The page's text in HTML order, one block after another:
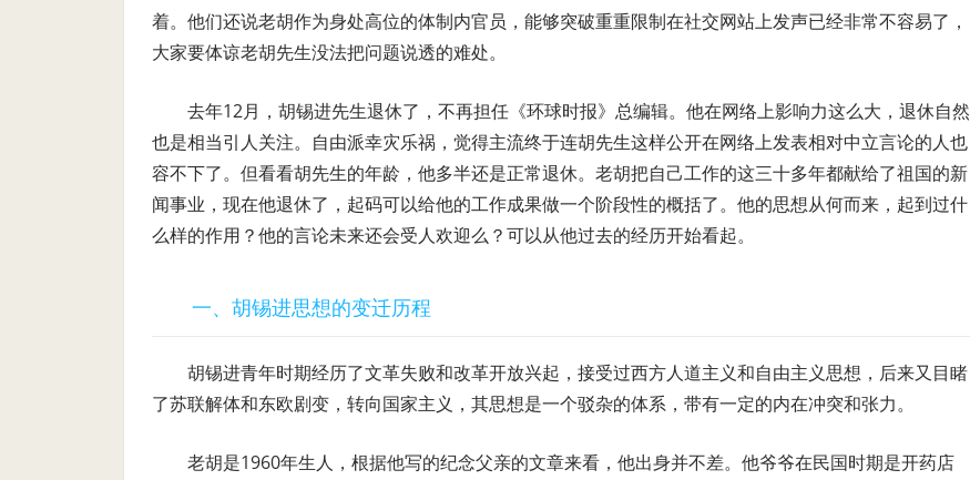
着。他们还说老胡作为身处高位的体制内官员，能够突破重重限制在社交网站上发声已经非常不容易了，
大家要体谅老胡先生没法把问题说透的难处。
去年12月，胡锡进先生退休了，不再担任《环球时报》总编辑。他在网络上影响力这么大，退休自然
也是相当引人关注。自由派幸灾乐祸，觉得主流终于连胡先生这样公开在网络上发表相对中立言论的人也
容不下了。但看看胡先生的年龄，他多半还是正常退休。老胡把自己工作的这三十多年都献给了祖国的新
闻事业，现在他退休了，起码可以给他的工作成果做一个阶段性的概括了。他的思想从何而来，起到过什
么样的作用？他的言论未来还会受人欢迎么？可以从他过去的经历开始看起。
一、胡锡进思想的变迁历程
胡锡进青年时期经历了文革失败和改革开放兴起，接受过西方人道主义和自由主义思想，后来又目睹
了苏联解体和东欧剧变，转向国家主义，其思想是一个驳杂的体系，带有一定的内在冲突和张力。
老胡是1960年生人，根据他写的纪念父亲的文章来看，他出身并不差。他爷爷在民国时期是开药店